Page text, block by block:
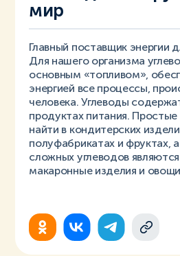
мир
Главный поставщик энергии
Для нашего организма
основным «топливом»,
энергией все процессы,
человека. Углеводы
продуктах питания.
найти в кондитерских
полуфабрикатах и фруктах,
сложных углеводов
макаронные изделия и